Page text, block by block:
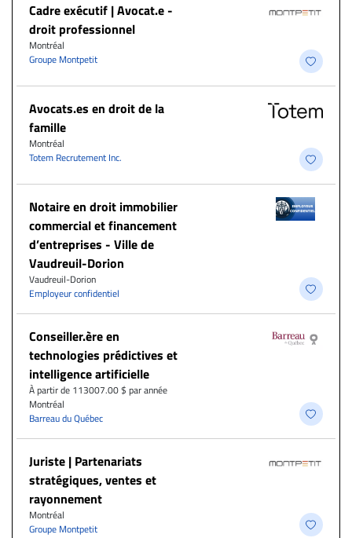
Cadre exécutif | Avocat.e -
droit professionnel
Montréal
Groupe Montpetit
Avocats.es en droit de la
famille
Montréal
Totem Recrutement Inc.
Notaire en droit immobilier
commercial et financement
d’entreprises - Ville de
Vaudreuil-Dorion
Vaudreuil-Dorion
Employeur confidentiel
Conseiller.ère en
technologies prédictives et
intelligence artificielle
À partir de 113007.00 $ par année
Montréal
Barreau du Québec
Juriste | Partenariats
stratégiques, ventes et
rayonnement
Montréal
Groupe Montpetit